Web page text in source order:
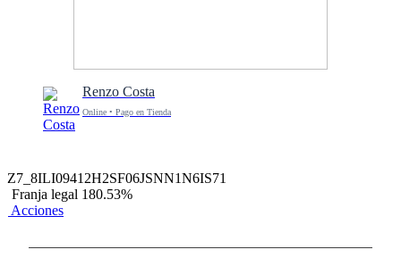
Renzo Costa
Online • Pago en Tienda
Z7_8ILI09412H2SF06JSNN1N6IS71
Franja legal 180.53%
Acciones